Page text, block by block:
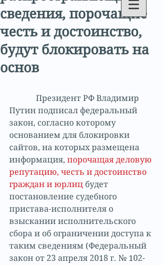
сведения, порочащие
честь и достоинство,
будут блокировать на
основ
Путин подписал федеральный
закон, согласно которому
основанием для блокировки
сайтов, на которых размещена
информация, порочащая деловую
репутацию, честь и достоинство
граждан и юрлиц будет
постановление судебного
пристава-исполнителя о
взыскании исполнительского
сбора и об ограничении доступа к
таким сведениям (Федеральный
закон от 23 апреля 2018 г. № 102-